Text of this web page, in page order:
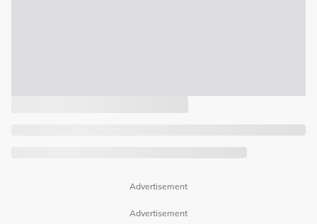
Advertisement
Advertisement